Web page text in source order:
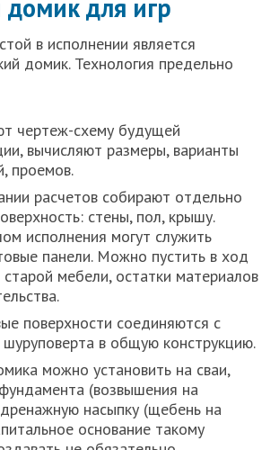
для игр
в исполнении является
домик. Технология предельно
чертеж-схему будущей
вычисляют размеры, варианты
проемов.
расчетов собирают отдельно
стены, пол, крышу.
исполнения могут служить
панели. Можно пустить в ход
мебели, остатки материалов
поверхности соединяются с
в общую конструкцию.
можно установить на сваи,
(возвышения на
насыпку (щебень на
основание такому